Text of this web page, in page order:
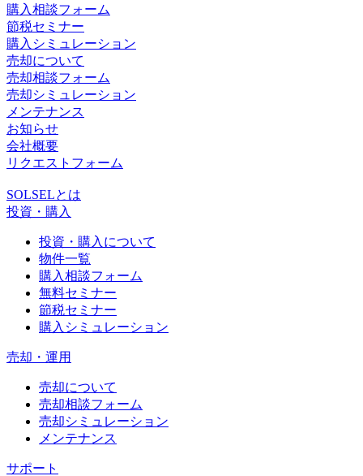
購入相談フォーム
節税セミナー
購入シミュレーション
売却について
売却相談フォーム
売却シミュレーション
メンテナンス
お知らせ
会社概要
リクエストフォーム
SOLSELとは
投資・購入
投資・購入について
物件一覧
購入相談フォーム
無料セミナー
節税セミナー
購入シミュレーション
売却・運用
売却について
売却相談フォーム
売却シミュレーション
メンテナンス
サポート